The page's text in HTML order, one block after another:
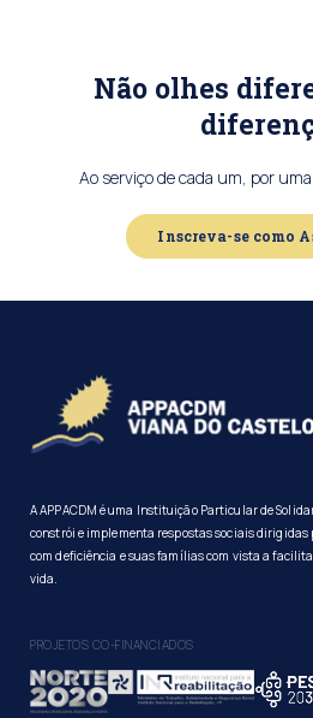
Não olhes
Ao serviço de cada um, por
Inscreva-se como
A APPACDM é uma Instituição Particular de
constrói e implementa respostas sociais
com deficiência e suas famílias com vista a
vida.
PROJETOS CO-FINANCIADOS